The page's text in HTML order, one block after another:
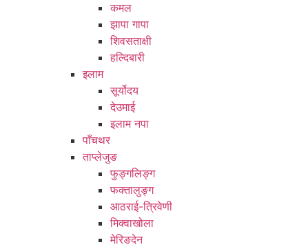
कमल
झापा गापा
शिवसताक्षी
हल्दिबारी
इलाम
सूर्योदय
देउमाई
इलाम नपा
पाँचथर
ताप्लेजुङ
फुङ्गलिङ्ग
फक्तालुङ्ग
आठराई-त्रिवेणी
मिक्वाखोला
मेरिङदेन